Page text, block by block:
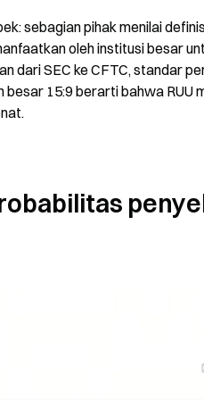
sebagian pihak menilai
oleh institusi besar
dari SEC ke CFTC, standar
15:9 berarti bahwa RUU